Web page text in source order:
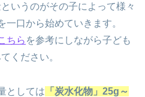
いうのがその子によって様々
一口から始めていきます。
ちら を参考にしながら子ども
ください。
としては 「炭水化物」 25g ～